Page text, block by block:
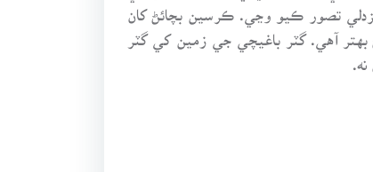
تصور ڪيو وڃي. ڪرسين بچائڻ کان
بهتر آهي. گٽر باغيچي جي زمين کي گٽر